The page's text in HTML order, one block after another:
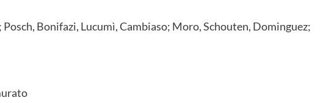
Posch, Bonifazi, Lucumì, Cambiaso; Moro, Schouten, Dominguez;